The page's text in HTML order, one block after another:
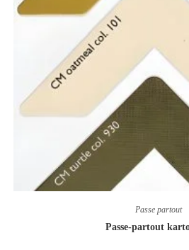
Passe partout
Passe-partout